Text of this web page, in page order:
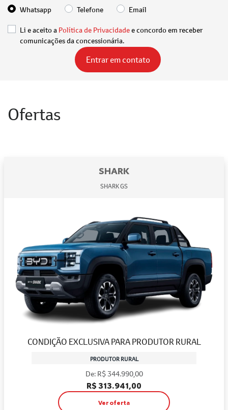
Whatsapp Telefone Email
Li e aceito a Política de Privacidadee concordo em receber
comunicações da concessionária.
Entrar em contato
Ofertas
SHARK
SHARK GS
CONDIÇÃO EXCLUSIVA PARA PRODUTOR RURAL
PRODUTOR RURAL
De: R$ 344.990,00
R$ 313.941,00
Ver oferta